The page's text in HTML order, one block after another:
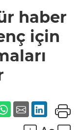
haber
için